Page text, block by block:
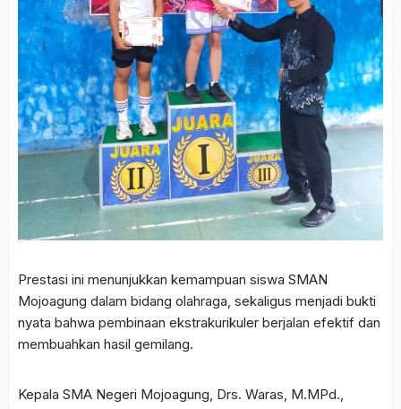
Prestasi ini menunjukkan kemampuan siswa SMAN
Mojoagung dalam bidang olahraga, sekaligus menjadi bukti
nyata bahwa pembinaan ekstrakurikuler berjalan efektif dan
membuahkan hasil gemilang.
Kepala SMA Negeri Mojoagung, Drs. Waras, M.MPd.,